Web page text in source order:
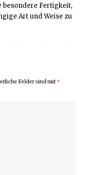
besondere Fertigkeit,
Art und Weise zu
Felder sind mit *